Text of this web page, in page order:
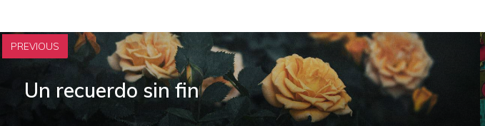
PREVIOUS
Un recuerdo sin fin